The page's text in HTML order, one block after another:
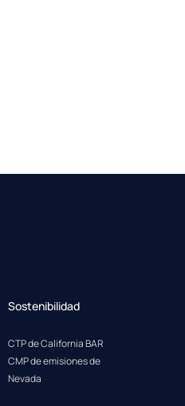
Sostenibilidad
CTP de California BAR
CMP de emisiones de
Nevada